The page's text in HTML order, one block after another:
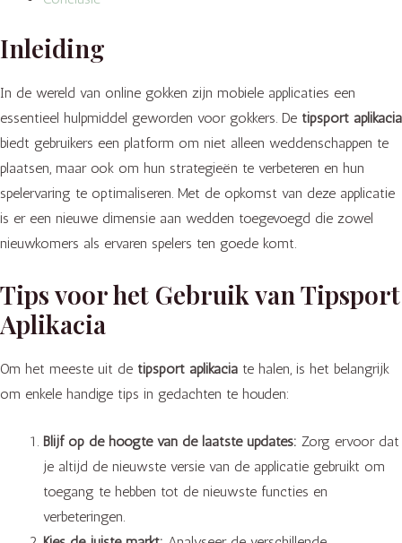
Inleiding
In de wereld van online gokken zijn mobiele applicaties een
essentieel hulpmiddel geworden voor gokkers. De tipsport aplikacia
biedt gebruikers een platform om niet alleen weddenschappen te
plaatsen, maar ook om hun strategieën te verbeteren en hun
spelervaring te optimaliseren. Met de opkomst van deze applicatie
is er een nieuwe dimensie aan wedden toegevoegd die zowel
nieuwkomers als ervaren spelers ten goede komt.
Tips voor het Gebruik van Tipsport
Aplikacia
Om het meeste uit de tipsport aplikacia te halen, is het belangrijk
om enkele handige tips in gedachten te houden:
Blijf op de hoogte van de laatste updates: Zorg ervoor dat
je altijd de nieuwste versie van de applicatie gebruikt om
toegang te hebben tot de nieuwste functies en
verbeteringen.